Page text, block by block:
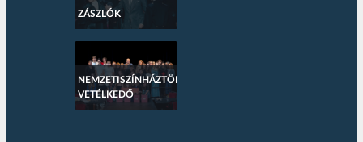
ZÁSZLÓK
NEMZETISZÍNHÁZTÖRTÉNETI
VETÉLKEDŐ